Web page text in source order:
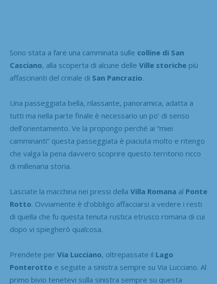
Sono stata a fare una camminata sulle colline di San
Casciano, alla scoperta di alcune delle Ville storiche più
affascinanti del crinale di San Pancrazio.
Una passeggiata bella, rilassante, panoramica, adatta a
tutti ma nella parte finale è necessario un po’ di senso
dell’orientamento. Ve la propongo perché ai “miei
camminanti” questa passeggiata è piaciuta molto e ritengo
che valga la pena davvero scoprire questo territorio ricco
di millenaria storia.
Lasciate la macchina nei pressi della Villa Romana al Ponte
Rotto. Ovviamente è d’obbligo affacciarsi a vedere i resti
di quella che fu questa tenuta rustica etrusco romana di cui
dopo vi spiegherò qualcosa.
Prendete per Via Lucciano, oltrepassate il Lago
Ponterotto e seguite a sinistra sempre su Via Lucciano. Al
primo bivio tenetevi sulla sinistra sempre su questa